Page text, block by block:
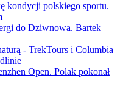
kondycji polskiego sportu.
do Dziwnowa. Bartek
- TrekTours i Columbia
Open. Polak pokonał